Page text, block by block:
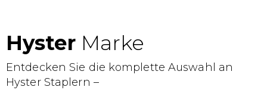
HysterMarke
Entdecken Sie die komplette Auswahl an
Hyster Staplern –